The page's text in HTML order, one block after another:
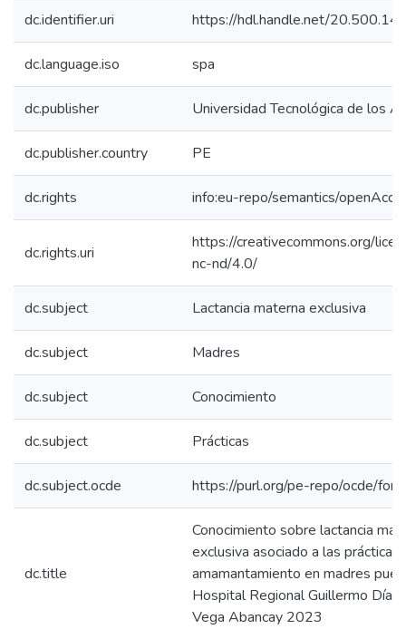
dc.identifier.uri https://hdl.handle.net/
dc.language.iso spa
dc.publisher Universidad Tecnológica de los
dc.publisher.country PE
dc.rights info:eu-repo/semantics/
dc.rights.uri
https://creativecommons.org/
nc-nd/4.0/
dc.subject Lactancia materna exclusiva
dc.subject Madres
dc.subject Conocimiento
dc.subject Prácticas
dc.subject.ocde https://purl.org/pe-repo/ocde/
dc.title
Conocimiento sobre lactancia
exclusiva asociado a las prácticas
amamantamiento en madres
Hospital Regional Guillermo Díaz
Vega Abancay 2023